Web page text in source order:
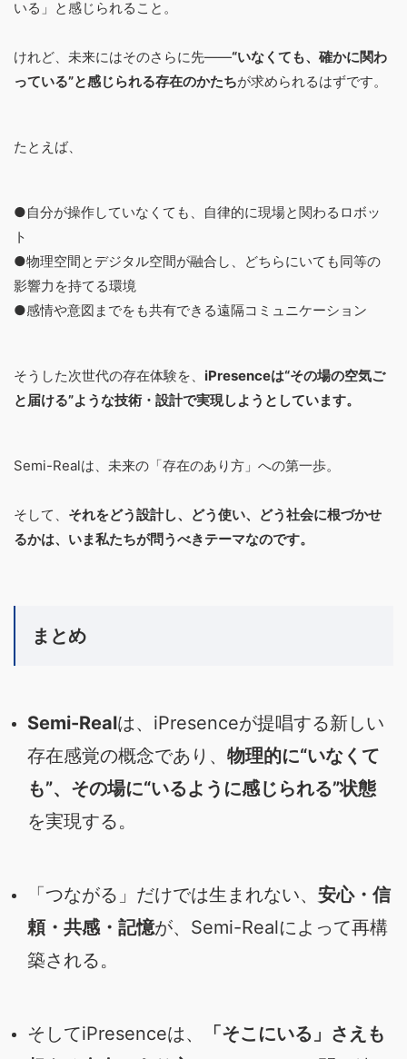
いる」と感じられること。
けれど、未来にはそのさらに先――“いなくても、確かに関わ
っている”と感じられる存在のかたちが求められるはずです。
たとえば、
●自分が操作していなくても、自律的に現場と関わるロボッ
ト
●物理空間とデジタル空間が融合し、どちらにいても同等の
影響力を持てる環境
●感情や意図までをも共有できる遠隔コミュニケーション
そうした次世代の存在体験を、 iPresenceは“その場の空気ご
と届ける”ような技術・設計で実現しようとしています。
Semi-Realは、未来の「存在のあり方」への第一歩。
そして、 それをどう設計し、どう使い、どう社会に根づかせ
るかは、いま私たちが問うべきテーマなのです。
まとめ
Semi-Realは、iPresenceが提唱する新しい
存在感覚の概念であり、 物理的に“いなくて
も”、その場に“いるように感じられる”状態
を実現する。
「つながる」だけでは生まれない、 安心・信
頼・共感・記憶が、Semi-Realによって再構
築される。
そしてiPresenceは、
「そこにいる」さえも